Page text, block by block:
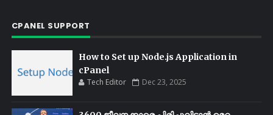
CPANEL SUPPORT
How to Set up Node.js Application in
cPanel
Tech Editor Dec 23, 2025